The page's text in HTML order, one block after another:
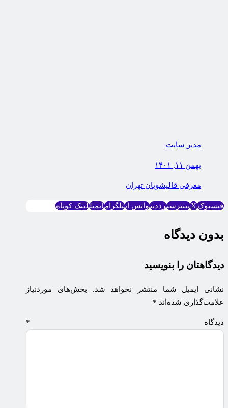
مدیر سایت
بهمن ۱۱, ۱۴۰۱
معرفی قالیشویان تهران
فیسبوکXپینترسترددیتواتس اپتلگرامایمیللینک کوتاه
بدون دیدگاه
دیدگاهتان را بنویسید
نشانی ایمیل شما منتشر نخواهد شد.
بخش‌های موردنیاز
علامت‌گذاری شده‌اند *
دیدگاه *